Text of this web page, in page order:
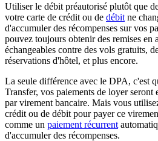
Utiliser le débit préautorisé plutôt que
votre carte de crédit ou de débit ne
d'accumuler des récompenses sur vos
pouvez toujours obtenir des remises en
échangeables contre des vols gratuits,
réservations d'hôtel, et plus encore.
La seule différence avec le DPA, c'est
Transfer, vos paiements de loyer
par virement bancaire. Mais vous
crédit ou de débit pour payer ce
comme un paiement récurrent
d'accumuler des récompenses.